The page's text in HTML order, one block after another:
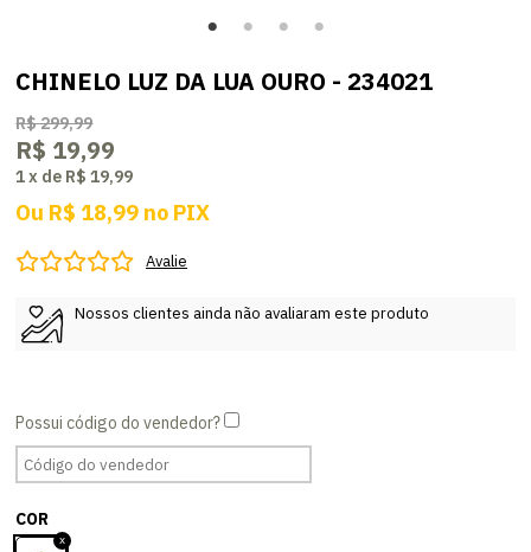
CHINELO LUZ DA LUA OURO - 234021
R$ 299,99
R$ 19,99
1x de R$ 19,99
Ou R$ 18,99 no PIX
Avalie
Nossos clientes ainda não avaliaram este produto
COR